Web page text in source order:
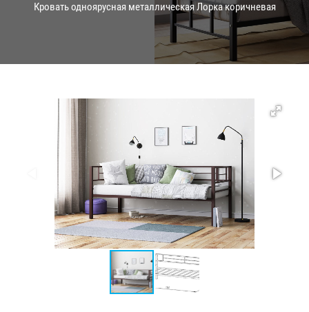
Кровать одноярусная металлическая Лорка коричневая